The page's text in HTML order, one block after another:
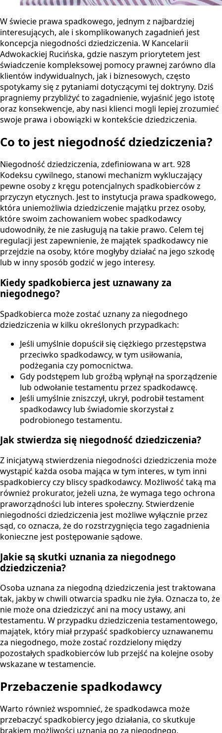
W świecie prawa spadkowego, jednym z najbardziej
interesujących, ale i skomplikowanych zagadnień jest
koncepcja niegodności dziedziczenia. W Kancelarii
Adwokackiej Rucińska, gdzie naszym priorytetem jest
świadczenie kompleksowej pomocy prawnej zarówno dla
klientów indywidualnych, jak i biznesowych, często
spotykamy się z pytaniami dotyczącymi tej doktryny. Dziś
pragniemy przybliżyć to zagadnienie, wyjaśnić jego istotę
oraz konsekwencje, aby nasi klienci mogli lepiej zrozumieć
swoje prawa i obowiązki w kontekście dziedziczenia.
Co to jest niegodność dziedziczenia?
Niegodność dziedziczenia, zdefiniowana w art. 928
Kodeksu cywilnego, stanowi mechanizm wykluczający
pewne osoby z kręgu potencjalnych spadkobierców z
przyczyn etycznych. Jest to instytucja prawa spadkowego,
która uniemożliwia dziedziczenie majątku przez osoby,
które swoim zachowaniem wobec spadkodawcy
udowodniły, że nie zasługują na takie prawo. Celem tej
regulacji jest zapewnienie, że majątek spadkodawcy nie
przejdzie na osoby, które mogłyby działać na jego szkodę
lub w inny sposób godzić w jego interesy.
Kiedy spadkobierca jest uznawany za
niegodnego?
Spadkobierca może zostać uznany za niegodnego
dziedziczenia w kilku określonych przypadkach:
Jeśli umyślnie dopuścił się ciężkiego przestępstwa
przeciwko spadkodawcy, w tym usiłowania,
podżegania czy pomocnictwa.
Gdy podstępem lub groźbą wpłynął na sporządzenie
lub odwołanie testamentu przez spadkodawcę.
Jeśli umyślnie zniszczył, ukrył, podrobił testament
spadkodawcy lub świadomie skorzystał z
podrobionego testamentu.
Jak stwierdza się niegodność dziedziczenia?
Z inicjatywą stwierdzenia niegodności dziedziczenia może
wystąpić każda osoba mająca w tym interes, w tym inni
spadkobiercy czy bliscy spadkodawcy. Możliwość taką ma
również prokurator, jeżeli uzna, że wymaga tego ochrona
praworządności lub interes społeczny. Stwierdzenie
niegodności dziedziczenia jest możliwe wyłącznie przez
sąd, co oznacza, że do rozstrzygnięcia tego zagadnienia
konieczne jest postępowanie sądowe.
Jakie są skutki uznania za niegodnego
dziedziczenia?
Osoba uznana za niegodną dziedziczenia jest traktowana
tak, jakby w chwili otwarcia spadku nie żyła. Oznacza to, że
nie może ona dziedziczyć ani na mocy ustawy, ani
testamentu. W przypadku dziedziczenia testamentowego,
majątek, który miał przypaść spadkobiercy uznawanemu
za niegodnego, może zostać rozdzielony między
pozostałych spadkobierców lub przejść na kolejne osoby
wskazane w testamencie.
Przebaczenie spadkodawcy
Warto również wspomnieć, że spadkodawca może
przebaczyć spadkobiercy jego działania, co skutkuje
brakiem możliwości uznania go za niegodnego.